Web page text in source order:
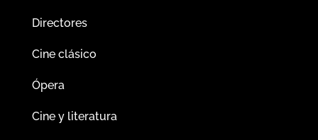
Directores
Cine clásico
Ópera
Cine y literatura